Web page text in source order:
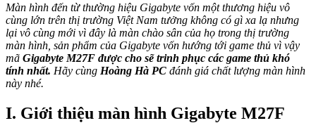
Màn hình đến từ thường hiệu Gigabyte vốn một thương hiệu vô
cùng lớn trên thị trường Việt Nam tưởng không có gì xa lạ nhưng
lại vô cùng mới vì đây là màn chào sân của họ trong thị trường
màn hình, sản phẩm của Gigabyte vốn hướng tới game thủ vì vậy
mã Gigabyte M27F được cho sẽ trinh phục các game thủ khó
tính nhất. Hãy cùng Hoàng Hà PC đánh giá chất lượng màn hình
này nhé.
I. Giới thiệu màn hình Gigabyte M27F